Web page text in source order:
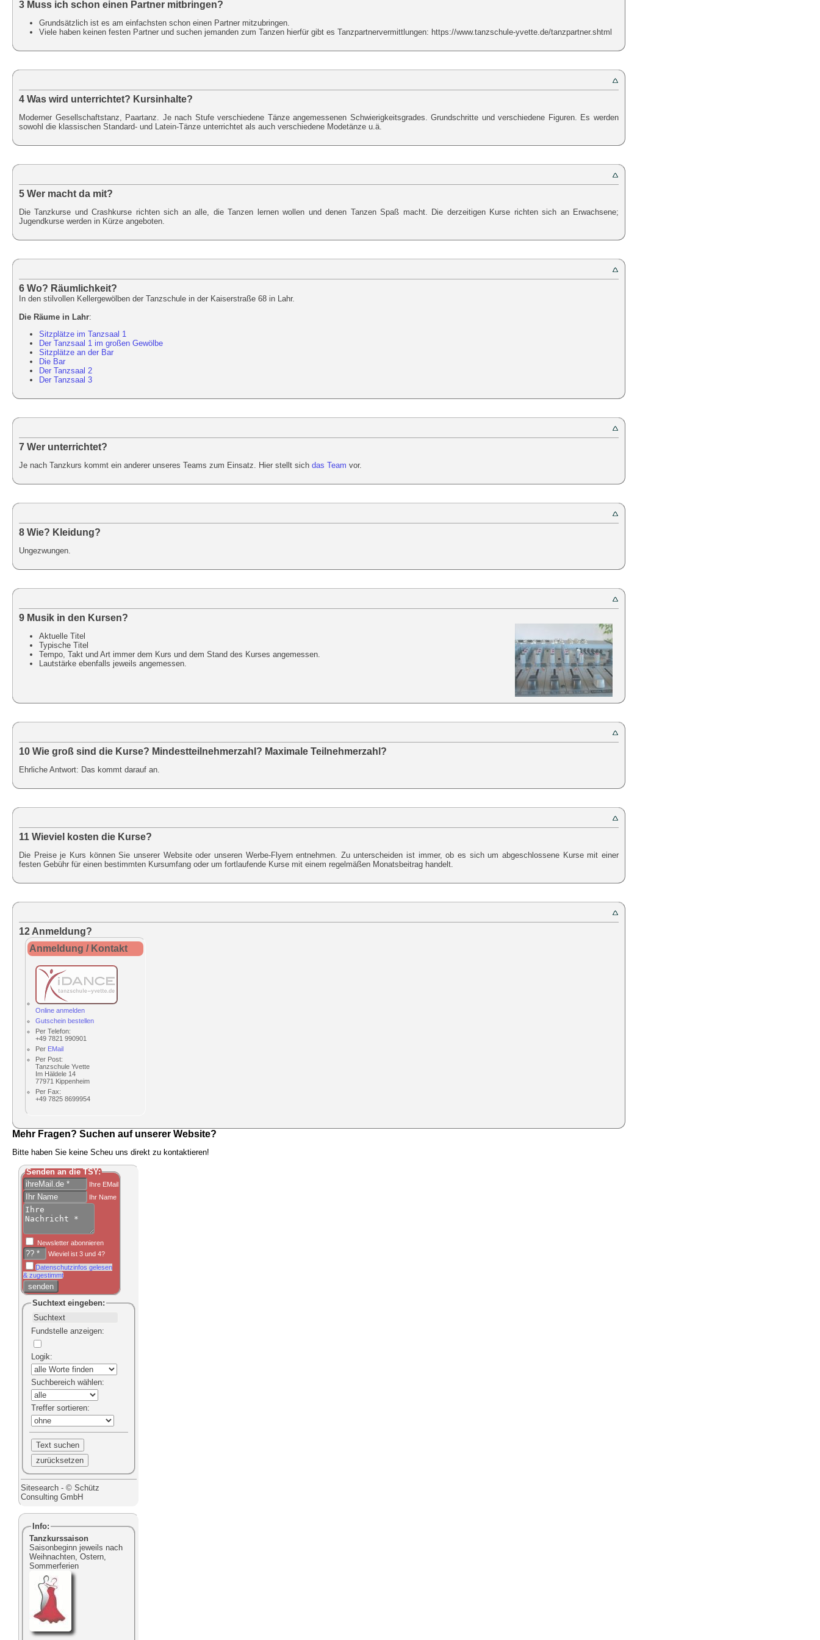
3 Muss ich schon einen Partner mitbringen?
Grundsätzlich ist es am einfachsten schon einen Partner mitzubringen.
Viele haben keinen festen Partner und suchen jemanden zum Tanzen hierfür gibt es Tanzpartnervermittlungen: https://www.tanzschule-yvette.de/tanzpartner.shtml
4 Was wird unterrichtet? Kursinhalte?
Moderner Gesellschaftstanz, Paartanz. Je nach Stufe verschiedene Tänze angemessenen Schwierigkeitsgrades. Grundschritte und verschiedene Figuren. Es werden
sowohl die klassischen Standard- und Latein-Tänze unterrichtet als auch verschiedene Modetänze u.ä.
5 Wer macht da mit?
Die Tanzkurse und Crashkurse richten sich an alle, die Tanzen lernen wollen und denen Tanzen Spaß macht. Die derzeitigen Kurse richten sich an Erwachsene;
Jugendkurse werden in Kürze angeboten.
6 Wo? Räumlichkeit?
In den stilvollen Kellergewölben der Tanzschule in der Kaiserstraße 68 in Lahr.
Die Räume in Lahr:
Sitzplätze im Tanzsaal 1
Der Tanzsaal 1 im großen Gewölbe
Sitzplätze an der Bar
Die Bar
Der Tanzsaal 2
Der Tanzsaal 3
7 Wer unterrichtet?
Je nach Tanzkurs kommt ein anderer unseres Teams zum Einsatz. Hier stellt sich das Team vor.
8 Wie? Kleidung?
Ungezwungen.
9 Musik in den Kursen?
Aktuelle Titel
Typische Titel
Tempo, Takt und Art immer dem Kurs und dem Stand des Kurses angemessen.
Lautstärke ebenfalls jeweils angemessen.
10 Wie groß sind die Kurse? Mindestteilnehmerzahl? Maximale Teilnehmerzahl?
Ehrliche Antwort: Das kommt darauf an.
11 Wieviel kosten die Kurse?
Die Preise je Kurs können Sie unserer Website oder unseren Werbe-Flyern entnehmen. Zu unterscheiden ist immer, ob es sich um abgeschlossene Kurse mit einer
festen Gebühr für einen bestimmten Kursumfang oder um fortlaufende Kurse mit einem regelmäßen Monatsbeitrag handelt.
12 Anmeldung?
Anmeldung / Kontakt
Online anmelden
Gutschein bestellen
PerTelefon:
+49 7821 990901
Per EMail
Per Post:
Tanzschule Yvette
Im Häldele 14
77971 Kippenheim
Per Fax:
+49 7825 8699954
Mehr Fragen? Suchen auf unserer Website?
Bitte haben Sie keine Scheu uns direkt zu kontaktieren!
Senden an die TSY:
Ihre EMail
Ihr Name
Newsletter abonnieren
Wieviel ist 3 und 4?
Datenschutzinfos gelesen
& zugestimmt
Suchtexteingeben:
Fundstelle anzeigen:
Logik:
Suchbereichwählen:
Treffer sortieren:
Sitesearch - © Schütz
Consulting GmbH
Info:
Tanzkurssaison
Saisonbeginn jeweils nach
Weihnachten, Ostern,
Sommerferien